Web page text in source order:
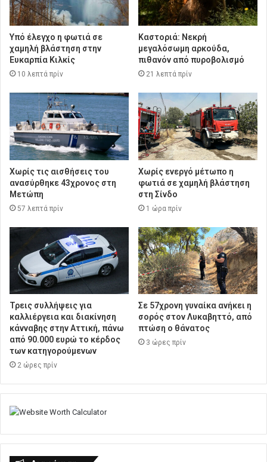
Υπό έλεγχο η φωτιά σε
χαμηλή βλάστηση στην
Ευκαρπία Κιλκίς
10 λεπτά πρίν
Καστοριά: Νεκρή
μεγαλόσωμη αρκούδα,
πιθανόν από πυροβολισμό
21 λεπτά πρίν
Χωρίς τις αισθήσεις του
ανασύρθηκε 43χρονος στη
Μετώπη
57 λεπτά πρίν
Χωρίς ενεργό μέτωπο η
φωτιά σε χαμηλή βλάστηση
στη Σίνδο
1 ώρα πρίν
Τρεις συλλήψεις για
καλλιέργεια και διακίνηση
κάνναβης στην Αττική, πάνω
από 90.000 ευρώ το κέρδος
των κατηγορούμενων
2 ώρες πρίν
Σε 57χρονη γυναίκα ανήκει η
σορός στον Λυκαβηττό, από
πτώση ο θάνατος
3 ώρες πρίν